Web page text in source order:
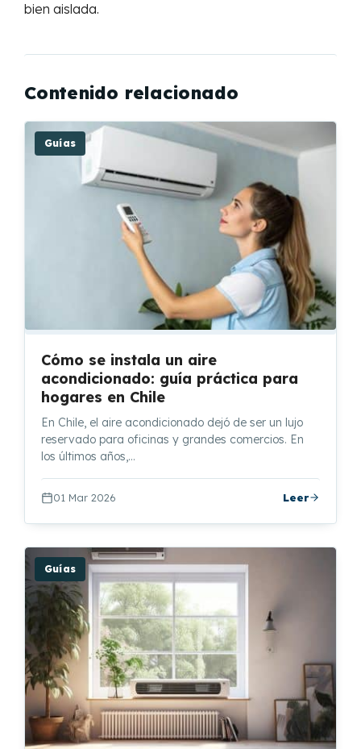
bien aislada.
Contenido relacionado
Guías
Cómo se instala un aire
acondicionado: guía práctica para
hogares en Chile
En Chile, el aire acondicionado dejó de ser un lujo
reservado para oficinas y grandes comercios. En
los últimos años,…
01 Mar 2026 Leer
Guías